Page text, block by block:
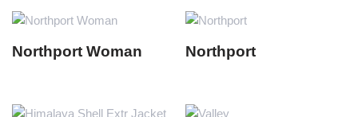
Northport Woman Northport